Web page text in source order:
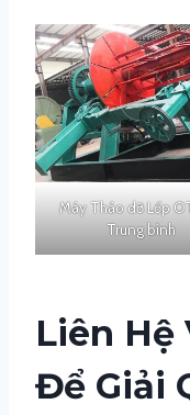
Máy Tháo dỡ Lốp
Trung bình
Liên Hệ
Để Giải